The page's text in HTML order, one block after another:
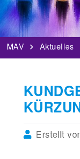
MAV Aktuelles
Erstellt